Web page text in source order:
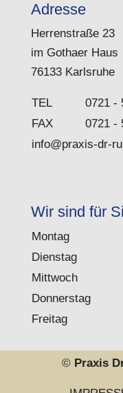
Adresse
Herrenstraße 23
im Gothaer Haus
76133 Karlsruhe
TEL
0721 -
FAX
0721 -
info@praxis-dr-
Wir sind für
Montag
Dienstag
Mittwoch
Donnerstag
Freitag
© Praxis